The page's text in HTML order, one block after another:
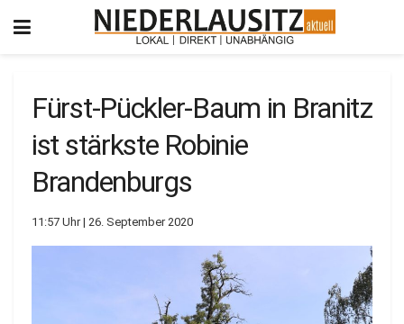
Fürst-Pückler-Baum in Branitz
ist stärkste Robinie
Brandenburgs
11:57 Uhr | 26. September 2020